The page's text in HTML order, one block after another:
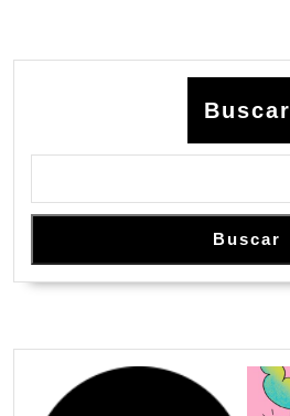
Buscar
Buscar